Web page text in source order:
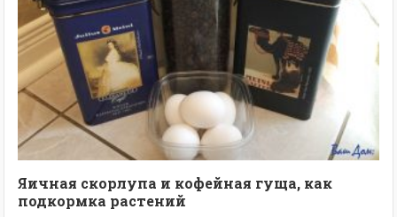
Яичная скорлупа и кофейная гуща, как
подкормка растений